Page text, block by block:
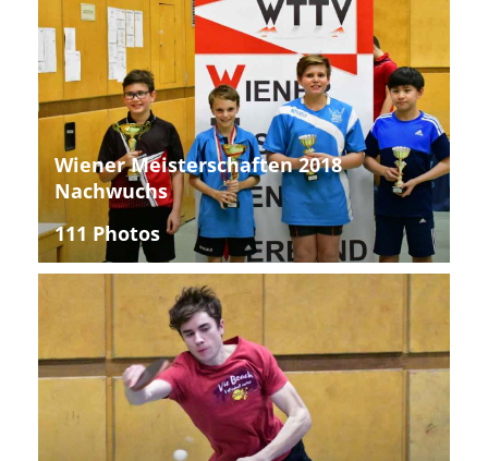
Wiener Meisterschaften 2018
Nachwuchs
111 Photos